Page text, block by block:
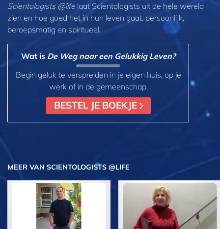
Scientologists @lifelaat Scientologists uit de hele wereld
zien en hoe goed het in hun leven gaat: persoonlijk,
beroepsmatig en spiritueel.
Wat is De Weg naar een Gelukkig Leven?
Begin geluk te verspreiden in je eigen huis, op je
werk of in de gemeenschap.
BESTEL JE BOEKJE
MEER VAN SCIENTOLOGISTS @LIFE